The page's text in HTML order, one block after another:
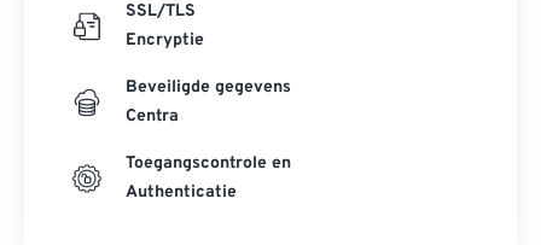
SSL/TLS
Encryptie
Beveiligde gegevens
Centra
Toegangscontrole en
Authenticatie